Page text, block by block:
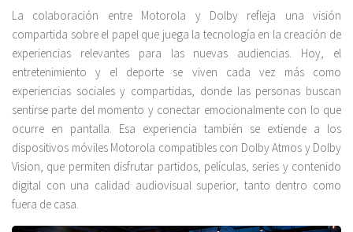
La colaboración entre Motorola y Dolby refleja una visión
compartida sobre el papel que juega la tecnología en la creación de
experiencias relevantes para las nuevas audiencias. Hoy, el
entretenimiento y el deporte se viven cada vez más como
experiencias sociales y compartidas, donde las personas buscan
sentirse parte del momento y conectar emocionalmente con lo que
ocurre en pantalla. Esa experiencia también se extiende a los
dispositivos móviles Motorola compatibles con Dolby Atmos y Dolby
Vision, que permiten disfrutar partidos, películas, series y contenido
digital con una calidad audiovisual superior, tanto dentro como
fuera de casa.